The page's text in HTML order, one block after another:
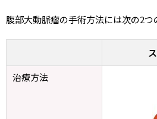
腹部大動脈瘤の手術方法には次の2つ
治療方法